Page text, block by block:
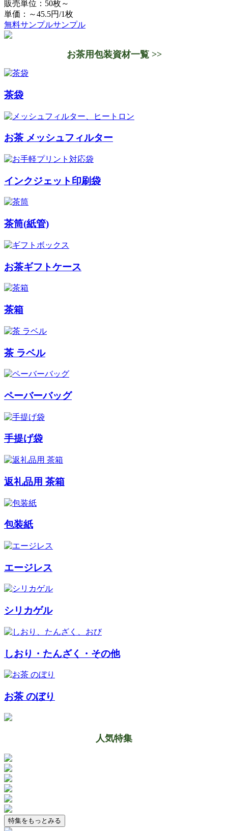
販売単位：50枚～
単価：～45.5円/1枚
無料サンプルサンプル
お茶用包装資材一覧 >>
茶袋
お茶 メッシュフィルター
インクジェット印刷袋
茶筒(紙管)
お茶ギフトケース
茶箱
茶 ラベル
ペーバーバッグ
手提げ袋
返礼品用 茶箱
包装紙
エージレス
シリカゲル
しおり・たんざく・その他
お茶 のぼり
人気特集
特集をもっとみる